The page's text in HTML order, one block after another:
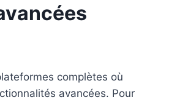
complètes où
avancées. Pour